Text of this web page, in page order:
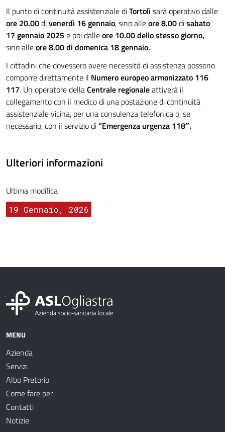
Il punto di continuità assistenziale diTortolìsarà operativo dalle
ore 20.00divenerdì 16 gennaio, sino alleore 8.00disabato
17 gennaio 2025 e poi dalleore 10.00 dello stesso giorno,
sino alleore 8.00 di domenica 18 gennaio.
I cittadini che dovessero avere necessità di assistenza possono
comporre direttamente il Numero europeo armonizzato 116
117. Un operatore dellaCentrale regionaleattiverà il
collegamento con il medico di una postazione di continuità
assistenziale vicina, per una consulenza telefonica o, se
necessario, con il servizio di“Emergenza urgenza 118″.
Ulteriori informazioni
Ultima modifica
19 Gennaio, 2026
MENU
Azienda
Servizi
Albo Pretorio
Come fare per
Contatti
Notizie